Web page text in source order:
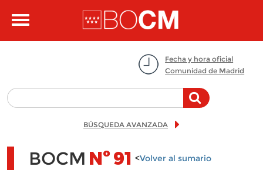
Toggle
Fecha y hora oficial
Comunidad de Madrid
BÚSQUEDA AVANZADA
BOCM Nº91 <Volver al sumario